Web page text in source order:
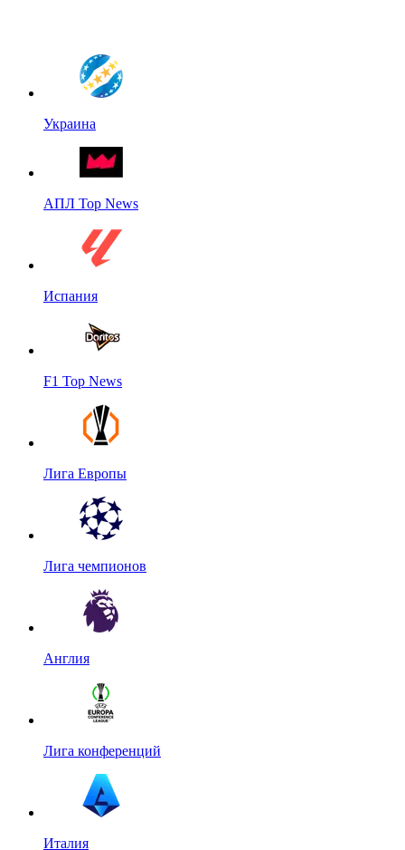
Украина
АПЛ Top News
Испания
F1 Top News
Лига Европы
Лига чемпионов
Англия
Лига конференций
Италия